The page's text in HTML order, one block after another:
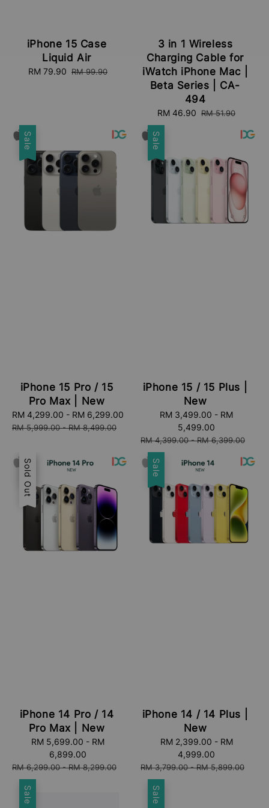
iPhone 15 Case
Liquid Air
Sale
RM 79.90 Regular
RM 99.90
3 in 1 Wireless
Charging Cable for
iWatch iPhone Mac |
Beta Series | CA-
494
Sale
price
RM 46.90 Regular
RM 51.90
Sale
iPhone 15 Pro / 15
Pro Max | New
Sale
price
RM 4,299.00 - RM 6,299.00
RM 5,999.00-RM 8,499.00
Sale
iPhone 15 / 15 Plus |
New
RM 3,499.00 - RM
5,499.00
Regular
price
RM 4,399.00-RM 6,399.00
Sale
Sold Out
iPhone 14 Pro / 14
Pro Max | New
RM 5,699.00 - RM
6,899.00
Regular
price
RM 6,299.00-RM 8,299.00
Sale
iPhone 14 / 14 Plus |
New
RM 2,399.00 - RM
4,999.00
Regular
price
RM 3,799.00-RM 5,899.00
Sale Sale